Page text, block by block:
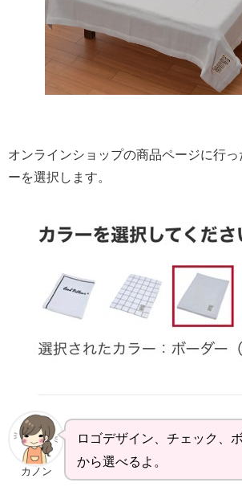
オンラインショップの商品ページに行
ーを選択します。
カノン
ロゴデザイン、チェック、
から選べるよ。